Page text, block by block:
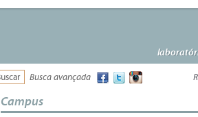
Busca avançada
Campus